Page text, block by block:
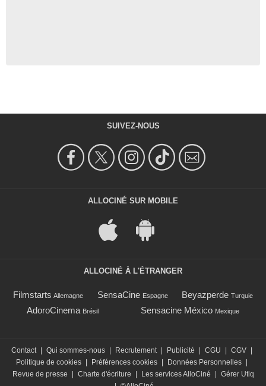
SUIVEZ-NOUS
ALLOCINÉ SUR MOBILE
ALLOCINÉ À L'ÉTRANGER
Filmstarts Allemagne SensaCine Espagne Beyazperde Turquie
AdoroCinema Brésil Sensacine México Mexique
Contact Qui sommes-nous Recrutement Publicité CGU CGV
Politique de cookies
Préférences cookies Données Personnelles
Revue de presse
Charte d'écriture Les services AlloCiné
Gérer Utiq